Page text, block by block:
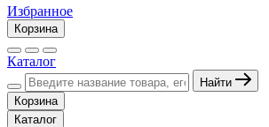
Избранное
Корзина
Каталог
Найти
Корзина
Каталог